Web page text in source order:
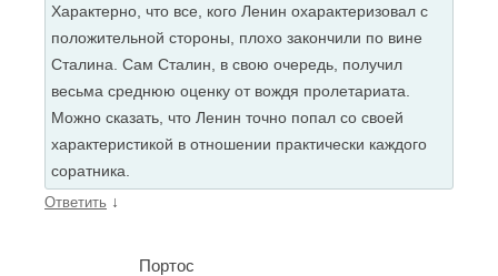
Характерно, что все, кого Ленин охарактеризовал с
положительной стороны, плохо закончили по вине
Сталина. Сам Сталин, в свою очередь, получил
весьма среднюю оценку от вождя пролетариата.
Можно сказать, что Ленин точно попал со своей
характеристикой в отношении практически каждого
соратника.
Ответить ↓
Портос